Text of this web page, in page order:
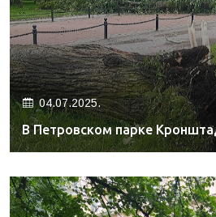
04.07.2025.
В Петровском парке